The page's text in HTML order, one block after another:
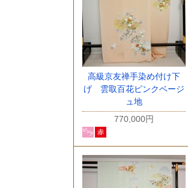
高級京友禅手染め付け下
げ 雲取百花ピンクベージ
ュ地
770,000円